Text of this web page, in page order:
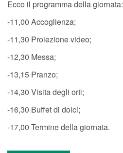
Ecco il programma della giornata:
-11,00 Accoglienza;
-11,30 Proiezione video;
-12,30 Messa;
-13,15 Pranzo;
-14,30 Visita degli orti;
-16,30 Buffet di dolci;
-17,00 Termine della giornata.